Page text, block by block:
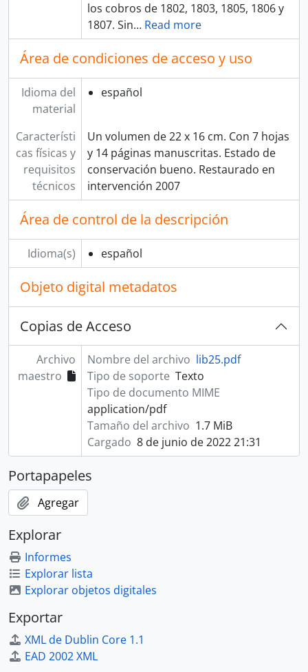
los cobros de 1802, 1803, 1805, 1806 y
1807. Sin… Read more
Área de condiciones de acceso y uso
Idioma del
material
español
Característi
cas físicas y
requisitos
técnicos
Un volumen de 22 x 16 cm. Con 7 hojas
y 14 páginas manuscritas. Estado de
conservación bueno. Restaurado en
intervención 2007
Área de control de la descripción
Idioma(s) español
Objeto digital metadatos
Copias de Acceso
Archivo
maestro
Nombre del archivo lib25.pdf
Tipo de soporte Texto
Tipo de documento MIME
application/pdf
Tamaño del archivo 1.7 MiB
Cargado 8 de junio de 2022 21:31
Portapapeles
Agregar
Explorar
Informes
Explorar lista
Explorar objetos digitales
Exportar
XML de Dublin Core 1.1
EAD 2002 XML